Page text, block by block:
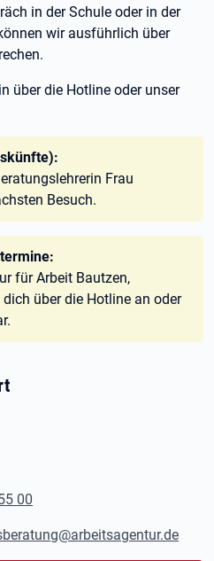
in der Schule oder in der
wir ausführlich über
über die Hotline oder unser
Frau
Besuch.
für Arbeit Bautzen,
über die Hotline an oder
00